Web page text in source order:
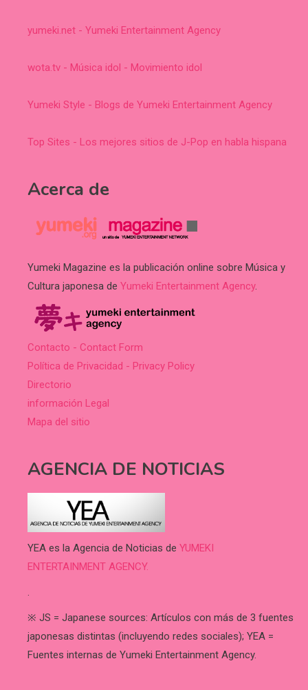
yumeki.net - Yumeki Entertainment Agency
wota.tv - Música idol - Movimiento idol
Yumeki Style - Blogs de Yumeki Entertainment Agency
Top Sites - Los mejores sitios de J-Pop en habla hispana
Acerca de
Yumeki Magazine es la publicación online sobre Música y
Cultura japonesa de Yumeki Entertainment Agency.
Contacto - Contact Form
Política de Privacidad - Privacy Policy
Directorio
información Legal
Mapa del sitio
AGENCIA DE NOTICIAS
YEA es la Agencia de Noticias de YUMEKI
ENTERTAINMENT AGENCY.
.
※ JS = Japanese sources: Artículos con más de 3 fuentes
japonesas distintas (incluyendo redes sociales); YEA =
Fuentes internas de Yumeki Entertainment Agency.